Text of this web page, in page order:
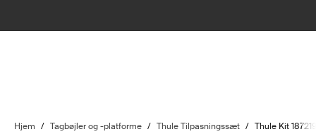
Hjem / Tagbøjler og -platforme / Thule Tilpasningssæt / Thule Kit 187219